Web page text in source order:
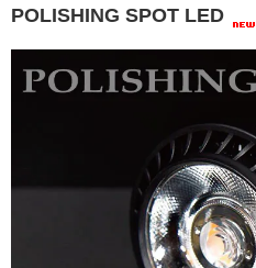
POLISHING SPOT LED